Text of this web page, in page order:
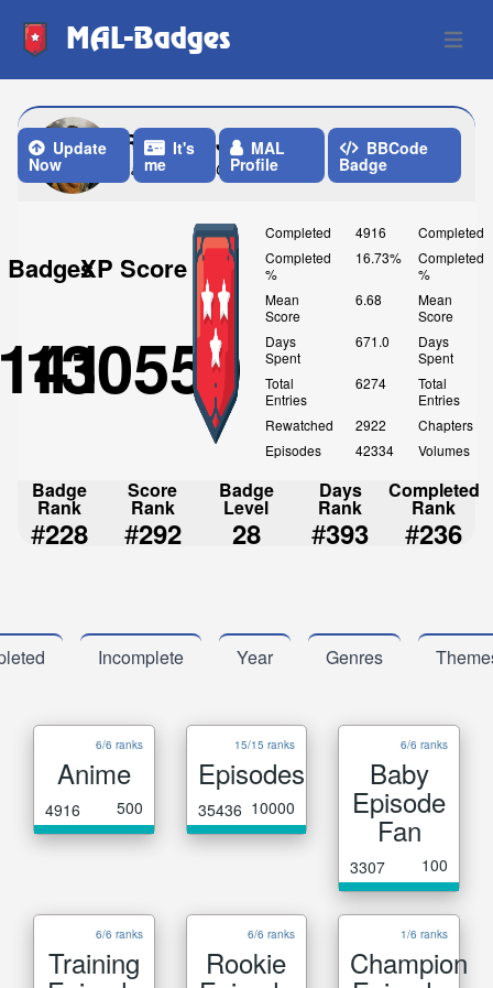
MAL-Badges Open
RafaelDeJongh
Last Update: One Week ago
Update
Now
It's
me
MAL
Profile
BBCode
Badge
BadgesXP Score
130550
Completed
4916
Completed
%
16.73%
Mean
Score
6.68
Days
Spent
671.0
Total
Entries
6274
Rewatched
2922
Episodes
42334
Completed
Completed
%
Mean
Score
Days
Spent
Total
Entries
Chapters
Volumes
Badge
Rank
#228
Score
Rank
#292
Badge
Level
28
Days
Rank
#393
Completed
Rank
#236
Incomplete Year Genres
6/6 ranks
Anime
4916 500
15/15 ranks
Episodes
35436 10000
6/6 ranks
Baby
Episode
Fan
3307 100
6/6 ranks
Training
6/6 ranks
Rookie
1/6 ranks
Champion